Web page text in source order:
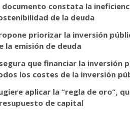
documento constata la
de la deuda
priorizar la inversión
la emisión de deuda
que financiar la inversión
los costes de la inversión
aplicar la “regla de oro”,
de capital